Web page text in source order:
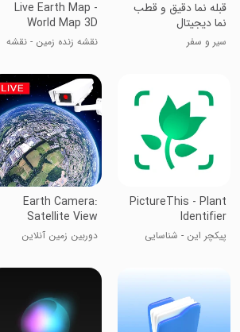
‏‏قبله‌ نما دقیق و قطب‌
نما دیجیتال
سیر و سفر
Live Earth Map -
World Map 3D
نقشه زنده زمین - نقشه
PictureThis - Plant
Identifier
پیکچر این - شناسایی
Earth Camera:
Satellite View
دوربین زمین آنلاین